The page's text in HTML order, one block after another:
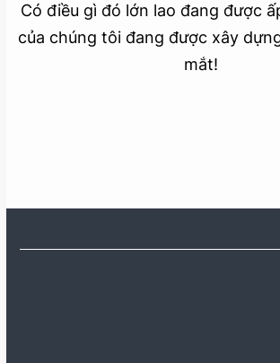
Có điều gì đó lớn lao đang được
của chúng tôi đang được xây
mắt!